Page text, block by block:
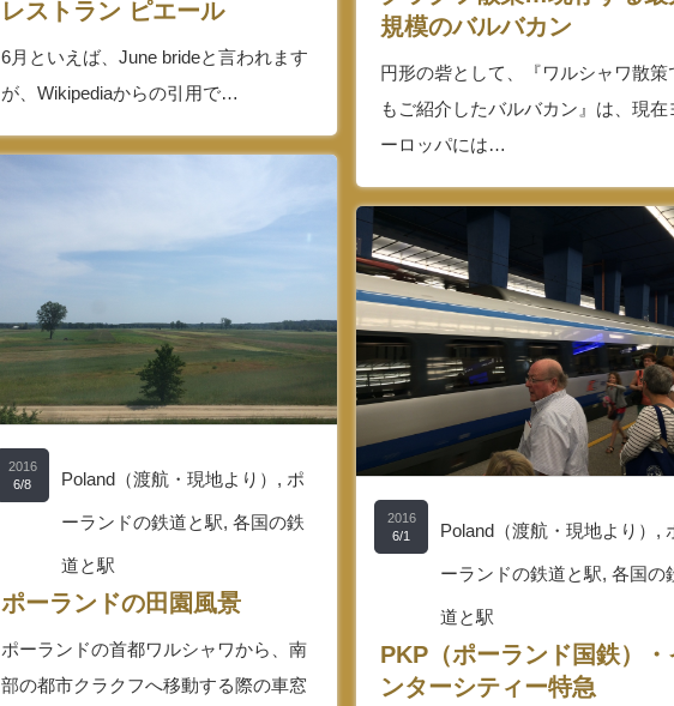
レストラン ピエール
6月といえば、June brideと言われます
が、Wikipediaからの引用で…
規模のバルバカン
円形の砦として、『ワルシャワ散策
もご紹介したバルバカン』は、現在
ーロッパには…
2016
6/8
Poland（渡航・現地より） , ポ
ーランドの鉄道と駅, 各国の鉄
道と駅
ポーランドの田園風景
ポーランドの首都ワルシャワから、南
部の都市クラクフへ移動する際の車窓
2016
6/1
Poland（渡航・現地より） ,
ーランドの鉄道と駅, 各国の
道と駅
PKP（ポーランド国鉄）・
ンターシティー特急